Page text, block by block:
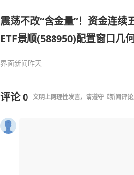
震荡不改“含金量”！资金连续
ETF景顺(588950)配置窗口几
界面新闻昨天
评论0 文明上网理性发言，请遵守 《新闻评